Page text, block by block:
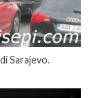
Sarajevo.